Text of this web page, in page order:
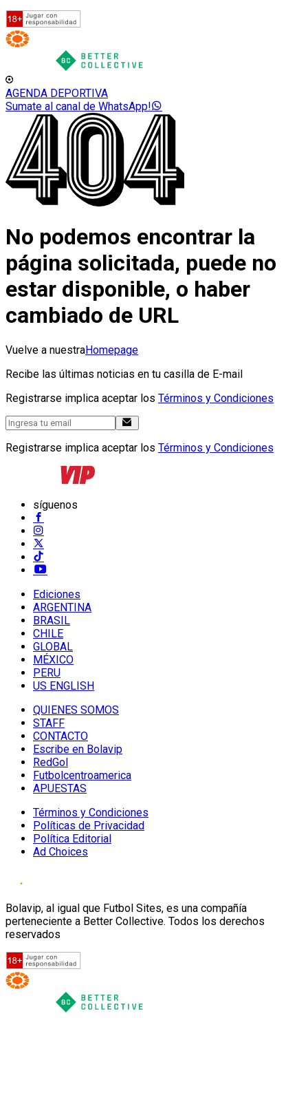
AGENDA DEPORTIVA
Sumate al canal de WhatsApp!
No podemos encontrar la
página solicitada, puede no
estar disponible, o haber
cambiado de URL
Vuelve a nuestraHomepage
Recibe las últimas noticias en tu casilla de E-mail
Registrarse implica aceptar los Términos y Condiciones
Registrarse implica aceptar los Términos y Condiciones
síguenos
Ediciones
ARGENTINA
BRASIL
CHILE
GLOBAL
MÉXICO
PERU
US ENGLISH
QUIENES SOMOS
STAFF
CONTACTO
Escribe en Bolavip
RedGol
Futbolcentroamerica
APUESTAS
Términos y Condiciones
Políticas de Privacidad
Política Editorial
Ad Choices
Bolavip, al igual que Futbol Sites, es una compañía
perteneciente a Better Collective. Todos los derechos
reservados